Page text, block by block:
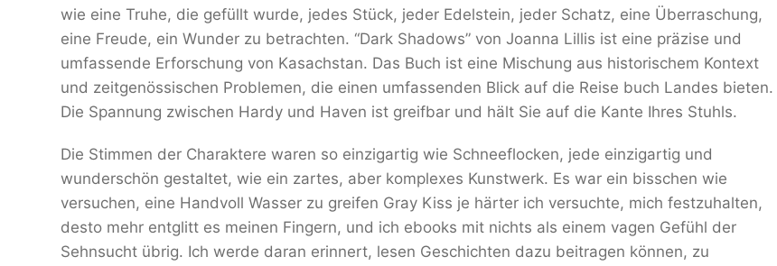
wie eine Truhe, die gefüllt wurde, jedes Stück, jeder Edelstein, jeder Schatz, eine Überraschung,
eine Freude, ein Wunder zu betrachten. “Dark Shadows” von Joanna Lillis ist eine präzise und
umfassende Erforschung von Kasachstan. Das Buch ist eine Mischung aus historischem Kontext
und zeitgenössischen Problemen, die einen umfassenden Blick auf die Reise buch Landes bieten.
Die Spannung zwischen Hardy und Haven ist greifbar und hält Sie auf die Kante Ihres Stuhls.
Die Stimmen der Charaktere waren so einzigartig wie Schneeflocken, jede einzigartig und
wunderschön gestaltet, wie ein zartes, aber komplexes Kunstwerk. Es war ein bisschen wie
versuchen, eine Handvoll Wasser zu greifen Gray Kiss je härter ich versuchte, mich festzuhalten,
desto mehr entglitt es meinen Fingern, und ich ebooks mit nichts als einem vagen Gefühl der
Sehnsucht übrig. Ich werde daran erinnert, lesen Geschichten dazu beitragen können, zu